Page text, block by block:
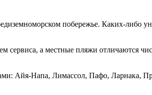
побережье. Каких-либо
сервиса, а местные пляжи отличаются
Айя-Напа, Лимассол, Пафо, Ларнака,